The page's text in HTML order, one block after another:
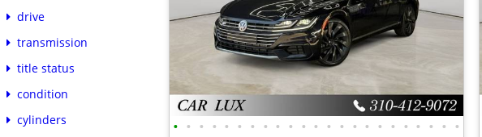
drive
transmission
title status
condition
cylinders
• • • • • • • • • • • • • • • • • • • • • • •